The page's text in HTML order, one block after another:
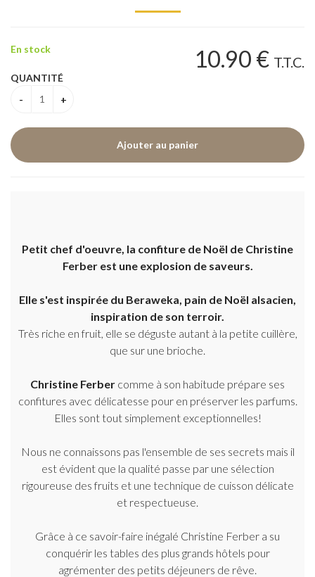
10.90 € T.T.C.
En stock
QUANTITÉ
Petit chef d'oeuvre, la confiture de Noël de Christine
Ferber est une explosion de saveurs.
Elle s'est inspirée du Beraweka, pain de Noël alsacien,
inspiration de son terroir.
Très riche en fruit, elle se déguste autant à la petite cuillère,
que sur une brioche.
Christine Ferber comme à son habitude prépare ses
confitures avec délicatesse pour en préserver les parfums.
Elles sont tout simplement exceptionnelles!
Nous ne connaissons pas l'ensemble de ses secrets mais il
est évident que la qualité passe par une sélection
rigoureuse des fruits et une technique de cuisson délicate
et respectueuse.
Grâce à ce savoir-faire inégalé Christine Ferber a su
conquérir les tables des plus grands hôtels pour
agrémenter des petits déjeuners de rêve.